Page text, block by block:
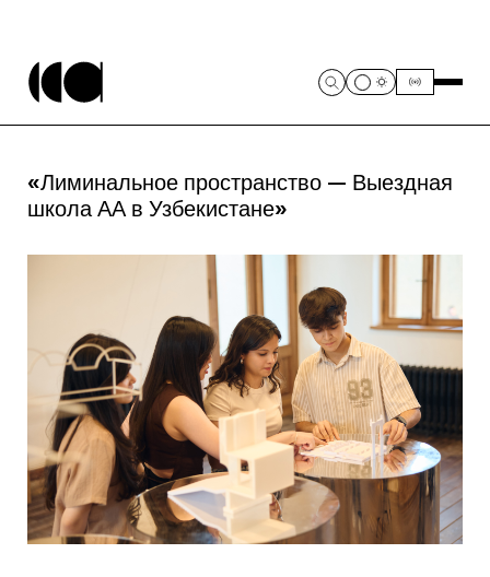
«Лиминальное пространство — Выездная
школа АА в Узбекистане»